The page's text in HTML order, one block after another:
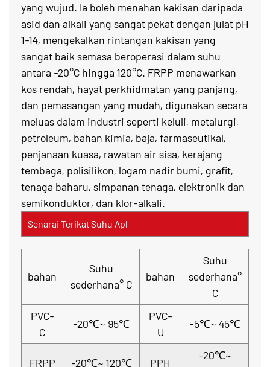
yang wujud. Ia boleh menahan kakisan daripada
asid dan alkali yang sangat pekat dengan julat pH
1-14, mengekalkan rintangan kakisan yang
sangat baik semasa beroperasi dalam suhu
antara -20°C hingga 120°C. FRPP menawarkan
kos rendah, hayat perkhidmatan yang panjang,
dan pemasangan yang mudah, digunakan secara
meluas dalam industri seperti keluli, metalurgi,
petroleum, bahan kimia, baja, farmaseutikal,
penjanaan kuasa, rawatan air sisa, kerajang
tembaga, polisilikon, logam nadir bumi, grafit,
tenaga baharu, simpanan tenaga, elektronik dan
semikonduktor, dan klor-alkali.
Senarai Terikat Suhu Apl
bahan
Suhu
sederhana° C
bahan
Suhu
sederhana°
C
PVC-
C
-20℃~ 95℃
PVC-
U
-5℃~ 45℃
FRPP -20℃~ 120℃ PPH
-20℃~